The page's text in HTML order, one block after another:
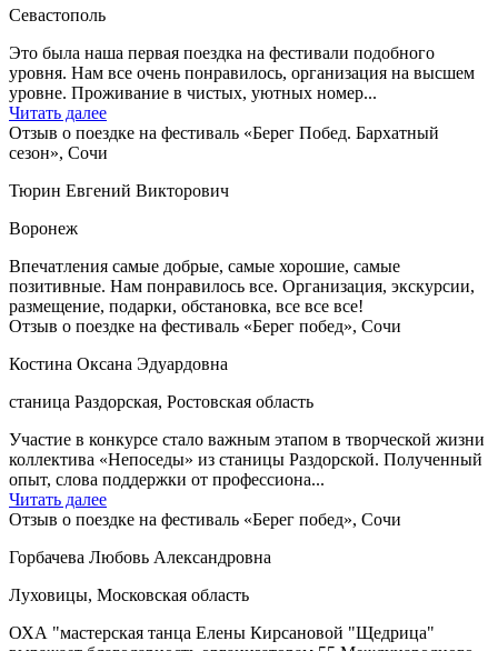
Севастополь
Это была наша первая поездка на фестивали подобного
уровня. Нам все очень понравилось, организация на высшем
уровне. Проживание в чистых, уютных номер...
Читать далее
Отзыв о поездке на фестиваль «Берег Побед. Бархатный
сезон», Сочи
Тюрин Евгений Викторович
Воронеж
Впечатления самые добрые, самые хорошие, самые
позитивные. Нам понравилось все. Организация, экскурсии,
размещение, подарки, обстановка, все все все!
Отзыв о поездке на фестиваль «Берег побед», Сочи
Костина Оксана Эдуардовна
станица Раздорская, Ростовская область
Участие в конкурсе стало важным этапом в творческой жизни
коллектива «Непоседы» из станицы Раздорской. Полученный
опыт, слова поддержки от профессиона...
Читать далее
Отзыв о поездке на фестиваль «Берег побед», Сочи
Горбачева Любовь Александровна
Луховицы, Московская область
ОХА "мастерская танца Елены Кирсановой "Щедрица"